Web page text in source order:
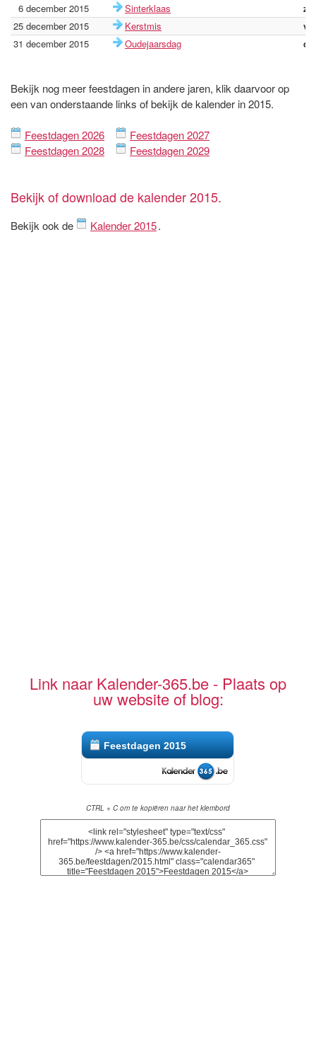
6 december 2015
Sinterklaas
25 december 2015
Kerstmis
31 december 2015
Oudejaarsdag
Bekijk nog meer feestdagen in andere jaren, klik daarvoor op
een van onderstaande links of bekijk de kalender in 2015.
Feestdagen 2026
Feestdagen 2027
Feestdagen 2028
Feestdagen 2029
Bekijk of download de kalender 2015.
Bekijk ook de Kalender 2015.
Link naar Kalender-365.be - Plaats op
uw website of blog:
Feestdagen 2015
CTRL + C om te kopiëren naar het klembord